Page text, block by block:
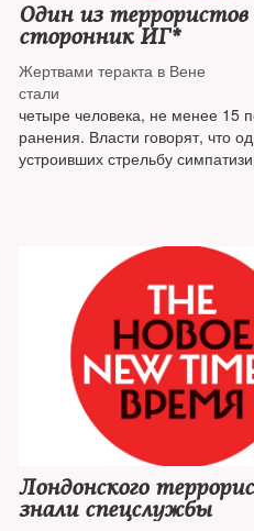
Один из
сторонник ИГ*
Жертвами теракта в Вене
стали
четыре человека, не менее 15
ранения. Власти говорят, что
устроивших стрельбу
Лондонского
знали спецслужбы